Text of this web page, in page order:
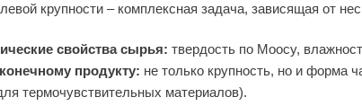
крупности – комплексная задача, зависящая от
свойства сырья: твердость по Моосу,
продукту: не только крупность, но и форма
термочувствительных материалов).